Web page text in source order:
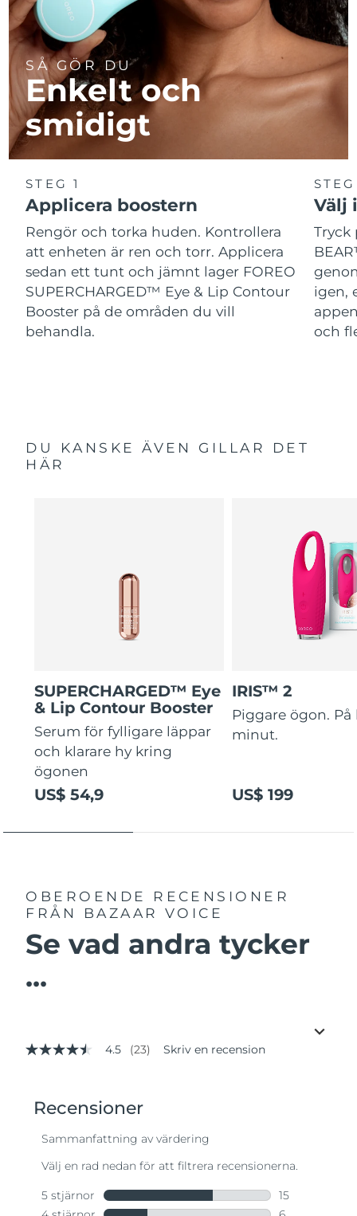
SÅ GÖR DU
Enkelt och
smidigt
STEG 1
Applicera boostern
Rengör och torka huden. Kontrollera
att enheten är ren och torr. Applicera
sedan ett tunt och jämnt lager FOREO
SUPERCHARGED™ Eye & Lip Contour
Booster på de områden du vill
behandla.
Välj
Tryck
igen,
och
DU KANSKE ÄVEN GILLAR DET
HÄR
SUPERCHARGED™ Eye
& Lip Contour Booster
Serum för fylligare läppar
och klarare hy kring
ögonen
US$ 54,9
IRIS™ 2
Piggare ögon. På
minut.
US$ 199
OBEROENDE RECENSIONER
FRÅN BAZAAR VOICE
Se vad andra tycker
...
4.5
genomsnittligt
betyg.
Länk
samma
sida.
4.5 (23) Skriv en recension